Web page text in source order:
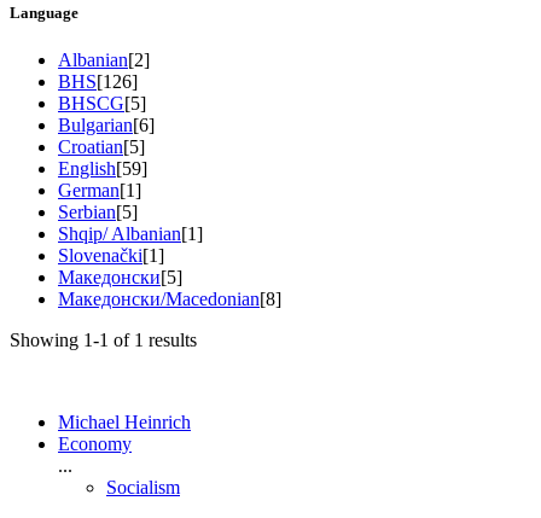
Language
Albanian[2]
BHS[126]
BHSCG[5]
Bulgarian[6]
Croatian[5]
English[59]
German[1]
Serbian[5]
Shqip/ Albanian[1]
Slovenački[1]
Македонски[5]
Македонски/Macedonian[8]
Showing 1-1 of 1 results
Michael Heinrich
Economy
...
Socialism